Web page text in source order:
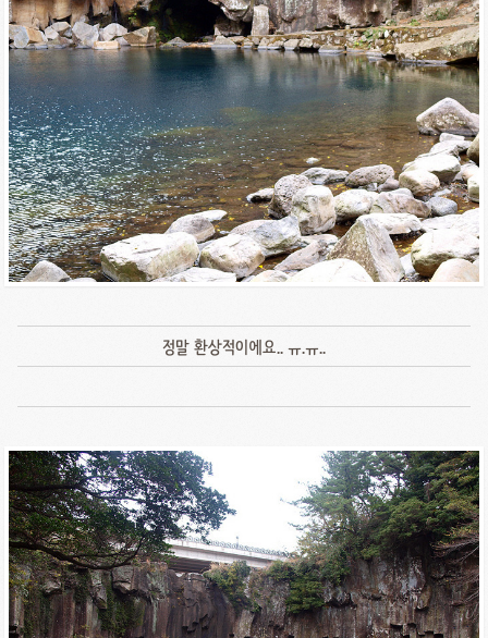
정말 환상적이에요.. ㅠ.ㅠ..